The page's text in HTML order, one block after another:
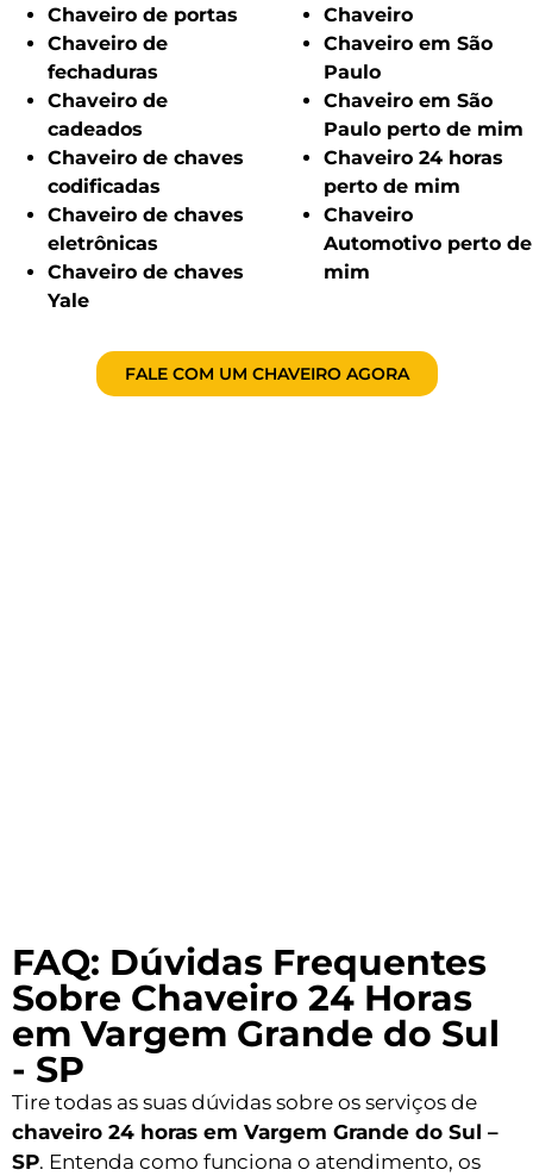
Chaveiro de portas
Chaveiro de
fechaduras
Chaveiro de
cadeados
Chaveiro de chaves
codificadas
Chaveiro de chaves
eletrônicas
Chaveiro de chaves
Yale
Chaveiro
Chaveiro em São
Paulo
Chaveiro em São
Paulo perto de mim
Chaveiro 24 horas
perto de mim
Chaveiro
Automotivo perto de
mim
FALE COM UM CHAVEIRO AGORA
FAQ: Dúvidas Frequentes
Sobre Chaveiro 24 Horas
em Vargem Grande do Sul
- SP
Tire todas as suas dúvidas sobre os serviços de
chaveiro 24 horas em Vargem Grande do Sul –
SP. Entenda como funciona o atendimento, os